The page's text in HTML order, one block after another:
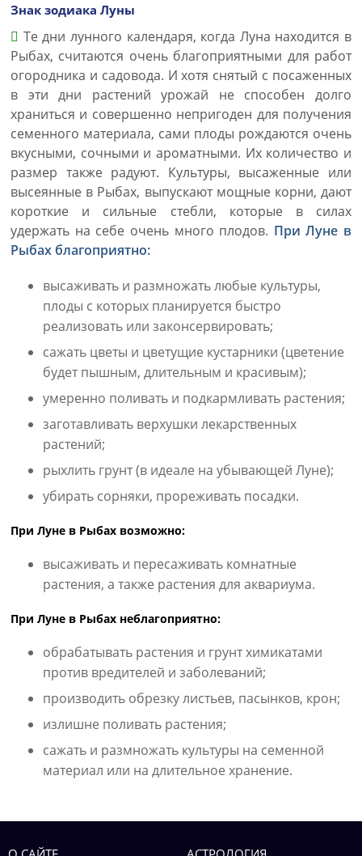
Знак зодиака Луны
Те дни лунного календаря, когда Луна находится в
Рыбах, считаются очень благоприятными для работ
огородника и садовода. И хотя снятый с посаженных
в эти дни растений урожай не способен долго
храниться и совершенно непригоден для получения
семенного материала, сами плоды рождаются очень
вкусными, сочными и ароматными. Их количество и
размер также радуют. Культуры, высаженные или
высеянные в Рыбах, выпускают мощные корни, дают
короткие и сильные стебли, которые в силах
удержать на себе очень много плодов. При Луне в
Рыбах благоприятно:
высаживать и размножать любые культуры,
плоды с которых планируется быстро
реализовать или законсервировать;
сажать цветы и цветущие кустарники (цветение
будет пышным, длительным и красивым);
умеренно поливать и подкармливать растения;
заготавливать верхушки лекарственных
растений;
рыхлить грунт (в идеале на убывающей Луне);
убирать сорняки, прореживать посадки.
При Луне в Рыбах возможно:
высаживать и пересаживать комнатные
растения, а также растения для аквариума.
При Луне в Рыбах неблагоприятно:
обрабатывать растения и грунт химикатами
против вредителей и заболеваний;
производить обрезку листьев, пасынков, крон;
излишне поливать растения;
сажать и размножать культуры на семенной
материал или на длительное хранение.